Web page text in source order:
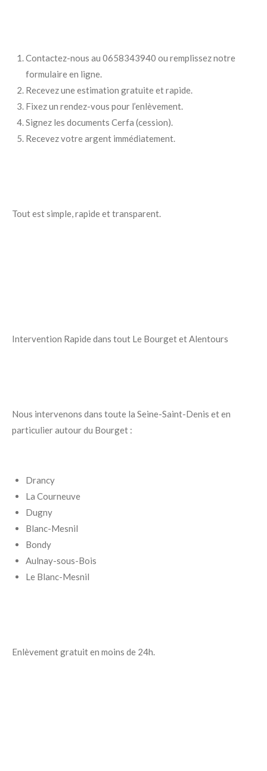
Contactez-nous au 0658343940 ou remplissez notre
formulaire en ligne.
Recevez une estimation gratuite et rapide.
Fixez un rendez-vous pour l’enlèvement.
Signez les documents Cerfa (cession).
Recevez votre argent immédiatement.
Tout est simple, rapide et transparent.
Intervention Rapide dans tout Le Bourget et Alentours
Nous intervenons dans toute la Seine-Saint-Denis et en
particulier autour du Bourget :
Drancy
La Courneuve
Dugny
Blanc-Mesnil
Bondy
Aulnay-sous-Bois
Le Blanc-Mesnil
Enlèvement gratuit en moins de 24h.